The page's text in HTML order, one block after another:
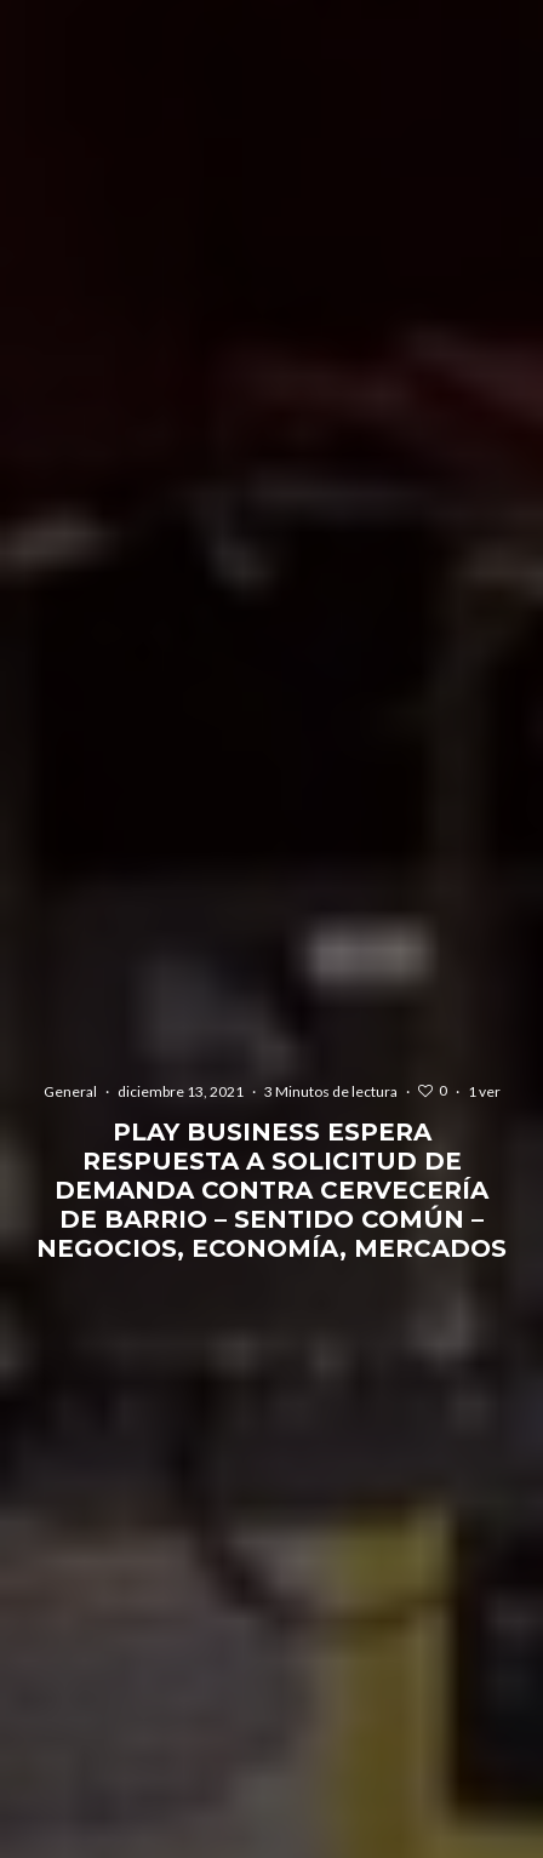
General · diciembre 13, 2021 · 3 Minutos de lectura · 0 · 1 ver
PLAY BUSINESS ESPERA
RESPUESTA A SOLICITUD DE
DEMANDA CONTRA CERVECERÍA
DE BARRIO – SENTIDO COMÚN –
NEGOCIOS, ECONOMÍA, MERCADOS